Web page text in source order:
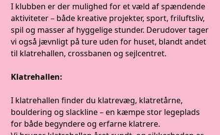
I klubben er der mulighed for et væld af spændende
aktiviteter – både kreative projekter, sport, friluftsliv,
spil og masser af hyggelige stunder. Derudover tager
vi også jævnligt på ture uden for huset, blandt andet
til klatrehallen, crossbanen og sejlcentret.
Klatrehallen:
I klatrehallen finder du klatrevæg, klatretårne,
bouldering og slackline – en kæmpe stor legeplads
for både begyndere og erfarne klatrere.